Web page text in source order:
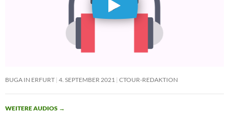
BUGA IN ERFURT 4. SEPTEMBER 2021 CTOUR-REDAKTION
WEITERE AUDIOS →